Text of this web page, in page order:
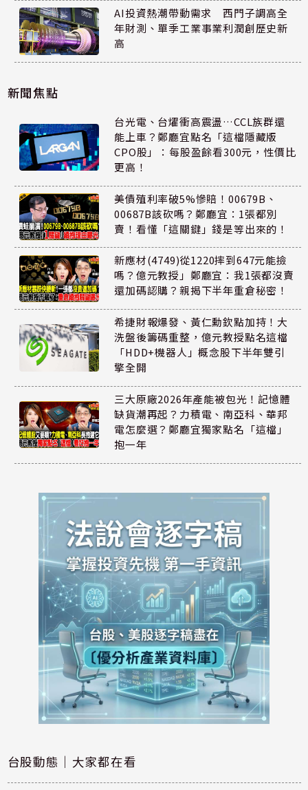
AI投資熱潮帶動需求 西門子調高全
年財測、單季工業事業利潤創歷史新
高
新聞焦點
台光電、台燿衝高震盪…CCL族群還
能上車？鄭廳宜點名「這檔隱藏版
CPO股」：每股盈餘看300元，性價比
更高！
美債殖利率破5%慘賠！00679B、
00687B該砍嗎？鄭廳宜：1張都別
賣！看懂「這關鍵」錢是等出來的！
新應材(4749)從1220摔到647元能撿
嗎？億元教授」鄭廳宜：我1張都沒賣
還加碼認購？親揭下半年重倉秘密！
希捷財報爆發、黃仁勳欽點加持！大
洗盤後籌碼重整，億元教授點名這檔
「HDD+機器人」概念股下半年雙引
擎全開
三大原廠2026年產能被包光！記憶體
缺貨潮再起？力積電、南亞科、華邦
電怎麼選？鄭廳宜獨家點名「這檔」
抱一年
台股動態｜大家都在看